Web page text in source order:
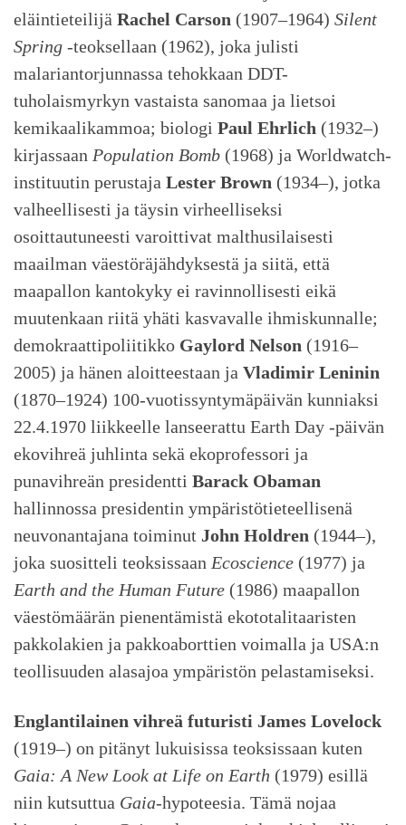
eläintieteilijä Rachel Carson (1907–1964) Silent
Spring -teoksellaan (1962), joka julisti
malariantorjunnassa tehokkaan DDT-
tuholaismyrkyn vastaista sanomaa ja lietsoi
kemikaalikammoa; biologi Paul Ehrlich (1932–)
kirjassaan Population Bomb (1968) ja Worldwatch-
instituutin perustaja Lester Brown (1934–), jotka
valheellisesti ja täysin virheelliseksi
osoittautuneesti varoittivat malthusilaisesti
maailman väestöräjähdyksestä ja siitä, että
maapallon kantokyky ei ravinnollisesti eikä
muutenkaan riitä yhäti kasvavalle ihmiskunnalle;
demokraattipoliitikko Gaylord Nelson (1916–
2005) ja hänen aloitteestaan ja Vladimir Leninin
(1870–1924) 100-vuotissyntymäpäivän kunniaksi
22.4.1970 liikkeelle lanseerattu Earth Day -päivän
ekovihreä juhlinta sekä ekoprofessori ja
punavihreän presidentti Barack Obaman
hallinnossa presidentin ympäristötieteellisenä
neuvonantajana toiminut John Holdren (1944–),
joka suositteli teoksissaan Ecoscience (1977) ja
Earth and the Human Future (1986) maapallon
väestömäärän pienentämistä ekototalitaaristen
pakkolakien ja pakkoaborttien voimalla ja USA:n
teollisuuden alasajoa ympäristön pelastamiseksi.
Englantilainen vihreä futuristi James Lovelock
(1919–) on pitänyt lukuisissa teoksissaan kuten
Gaia: A New Look at Life on Earth (1979) esillä
niin kutsuttua Gaia-hypoteesia. Tämä nojaa